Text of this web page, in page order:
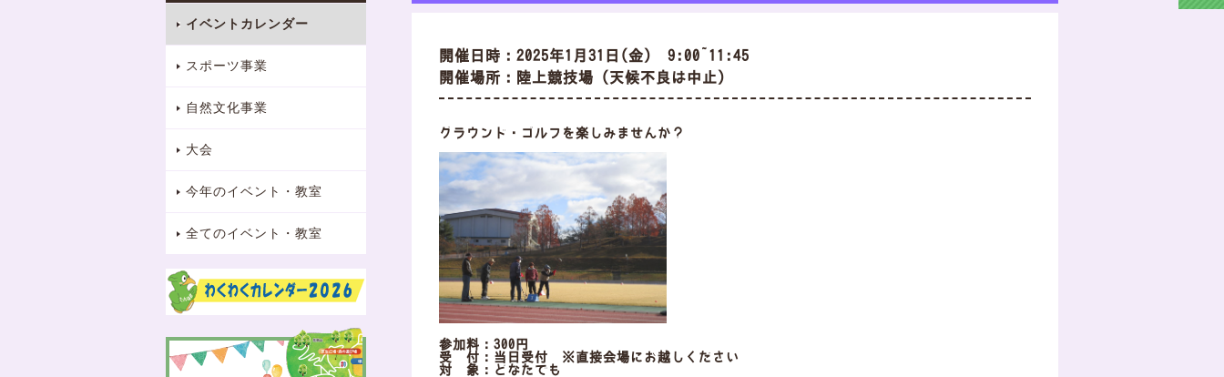
イベントカレンダー
スポーツ事業
自然文化事業
大会
今年のイベント・教室
全てのイベント・教室
開催日時：2025年1月31日(金) 9:00~11:45
開催場所：陸上競技場（天候不良は中止）
グラウンド・ゴルフを楽しみませんか？
参加料：300円
受 付：当日受付 ※直接会場にお越しください
対 象：どなたでも